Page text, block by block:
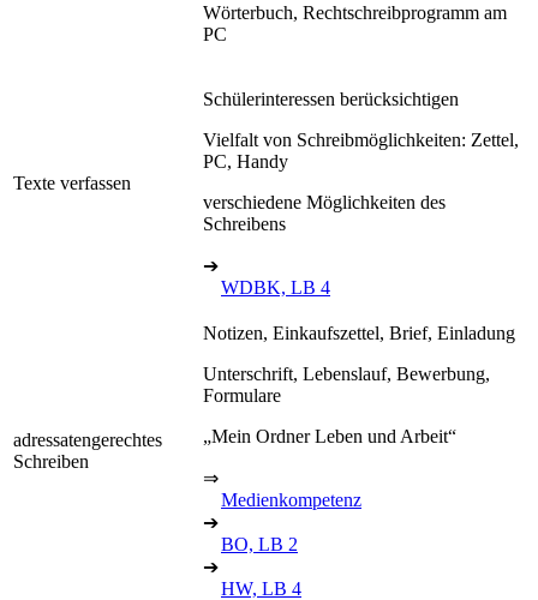
Wörterbuch, Rechtschreibprogramm am
PC
Texte verfassen
Schülerinteressen berücksichtigen
Vielfalt von Schreibmöglichkeiten: Zettel,
PC, Handy
verschiedene Möglichkeiten des
Schreibens
➔
WDBK, LB 4
adressatengerechtes
Schreiben
Notizen, Einkaufszettel, Brief, Einladung
Unterschrift, Lebenslauf, Bewerbung,
Formulare
„Mein Ordner Leben und Arbeit“
⇒
Medienkompetenz
➔
BO, LB 2
➔
HW, LB 4